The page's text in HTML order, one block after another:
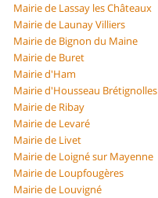
Mairie de Lassay les Châteaux
Mairie de Launay Villiers
Mairie de Bignon du Maine
Mairie de Buret
Mairie d'Ham
Mairie d'Housseau Brétignolles
Mairie de Ribay
Mairie de Levaré
Mairie de Livet
Mairie de Loigné sur Mayenne
Mairie de Loupfougères
Mairie de Louvigné